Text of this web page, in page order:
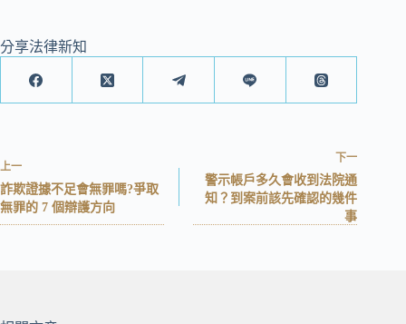
分享法律新知
上一
詐欺證據不足會無罪嗎?爭取
無罪的 7 個辯護方向
下一
警示帳戶多久會收到法院通
知？到案前該先確認的幾件
事